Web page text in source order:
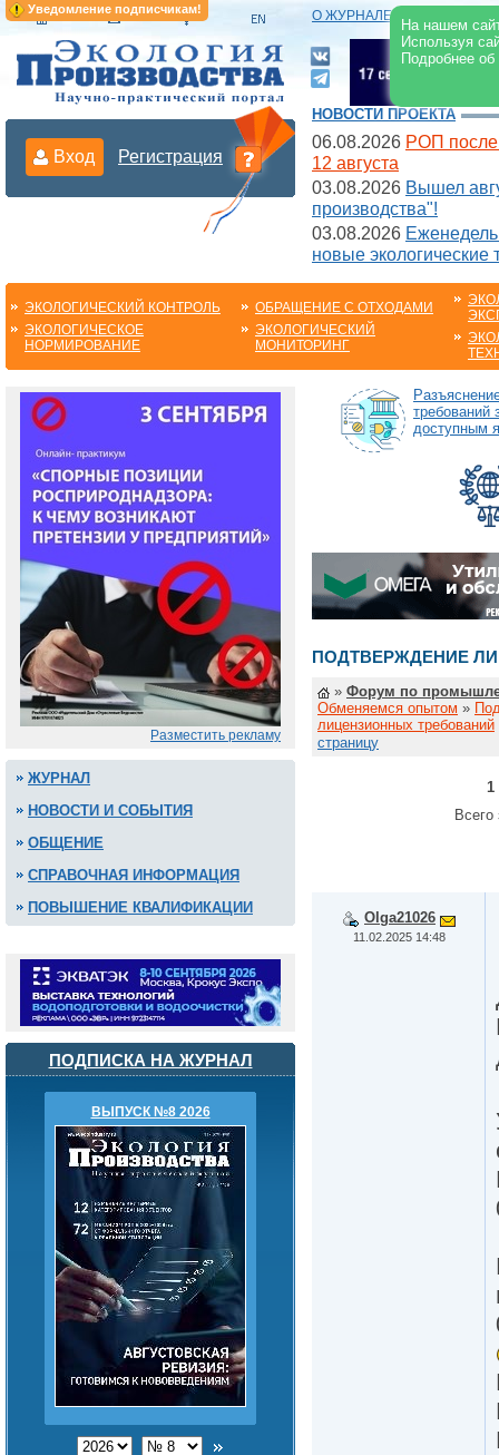
Уведомление подписчикам!
На нашем
Используя
Подробнее
О ЖУРНАЛЕ |
Вход Регистрация
НОВОСТИ ПРОЕКТА
06.08.2026 РОП после
12 августа
03.08.2026 Вышел
производства"!
03.08.2026
новые экологические
ЭКОЛОГИЧЕСКИЙ КОНТРОЛЬ
ЭКОЛОГИЧЕСКОЕ
НОРМИРОВАНИЕ
ОБРАЩЕНИЕ С ОТХОДАМИ
ЭКОЛОГИЧЕСКИЙ
МОНИТОРИНГ
Разместить рекламу
ЖУРНАЛ
НОВОСТИ И СОБЫТИЯ
ОБЩЕНИЕ
СПРАВОЧНАЯ ИНФОРМАЦИЯ
ПОВЫШЕНИЕ КВАЛИФИКАЦИИ
ПОДПИСКА НА ЖУРНАЛ
ВЫПУСК №8 2026
требований
доступным
ПОДТВЕРЖДЕНИЕ
» Форум по
Обменяемся опытом »
лицензионных требований
страницу
1
Всего
Olga21026
11.02.2025 14:48